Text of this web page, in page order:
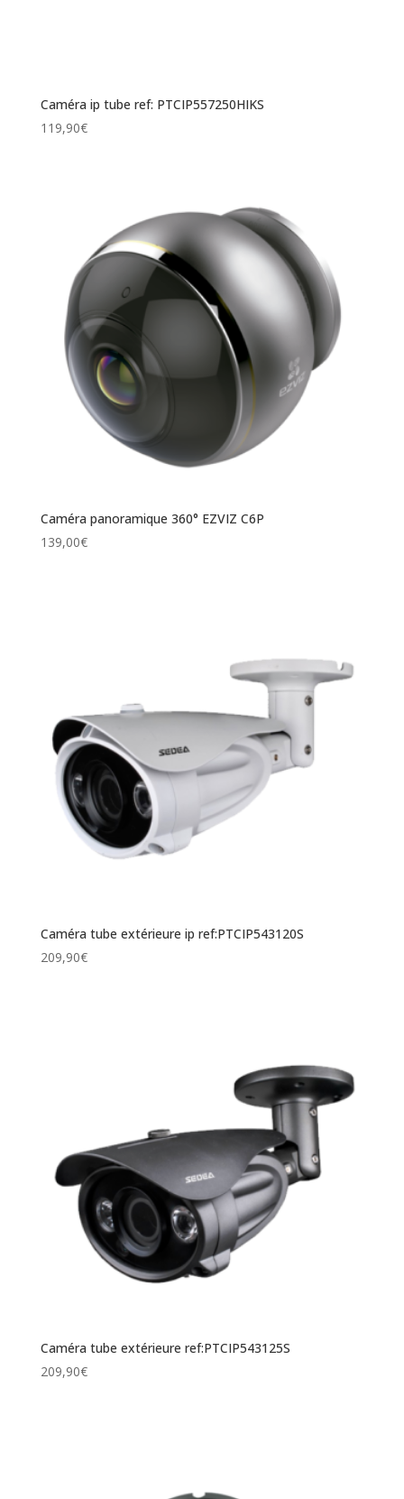
Caméra ip tube ref: PTCIP557250HIKS
119,90€
Caméra panoramique 360° EZVIZ C6P
139,00€
Caméra tube extérieure ip ref:PTCIP543120S
209,90€
Caméra tube extérieure ref:PTCIP543125S
209,90€